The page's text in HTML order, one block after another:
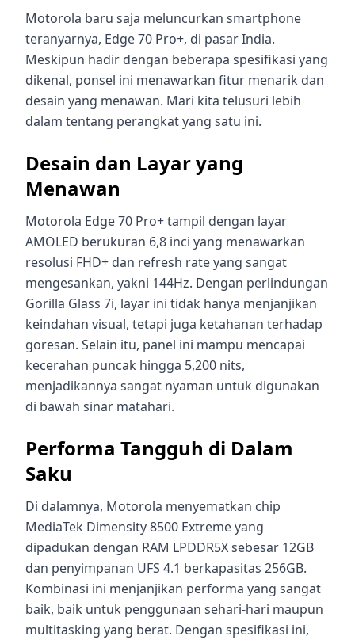
Motorola baru saja meluncurkan smartphone
teranyarnya, Edge 70 Pro+, di pasar India.
Meskipun hadir dengan beberapa spesifikasi yang
dikenal, ponsel ini menawarkan fitur menarik dan
desain yang menawan. Mari kita telusuri lebih
dalam tentang perangkat yang satu ini.
Desain dan Layar yang
Menawan
Motorola Edge 70 Pro+ tampil dengan layar
AMOLED berukuran 6,8 inci yang menawarkan
resolusi FHD+ dan refresh rate yang sangat
mengesankan, yakni 144Hz. Dengan perlindungan
Gorilla Glass 7i, layar ini tidak hanya menjanjikan
keindahan visual, tetapi juga ketahanan terhadap
goresan. Selain itu, panel ini mampu mencapai
kecerahan puncak hingga 5,200 nits,
menjadikannya sangat nyaman untuk digunakan
di bawah sinar matahari.
Performa Tangguh di Dalam
Saku
Di dalamnya, Motorola menyematkan chip
MediaTek Dimensity 8500 Extreme yang
dipadukan dengan RAM LPDDR5X sebesar 12GB
dan penyimpanan UFS 4.1 berkapasitas 256GB.
Kombinasi ini menjanjikan performa yang sangat
baik, baik untuk penggunaan sehari-hari maupun
multitasking yang berat. Dengan spesifikasi ini,